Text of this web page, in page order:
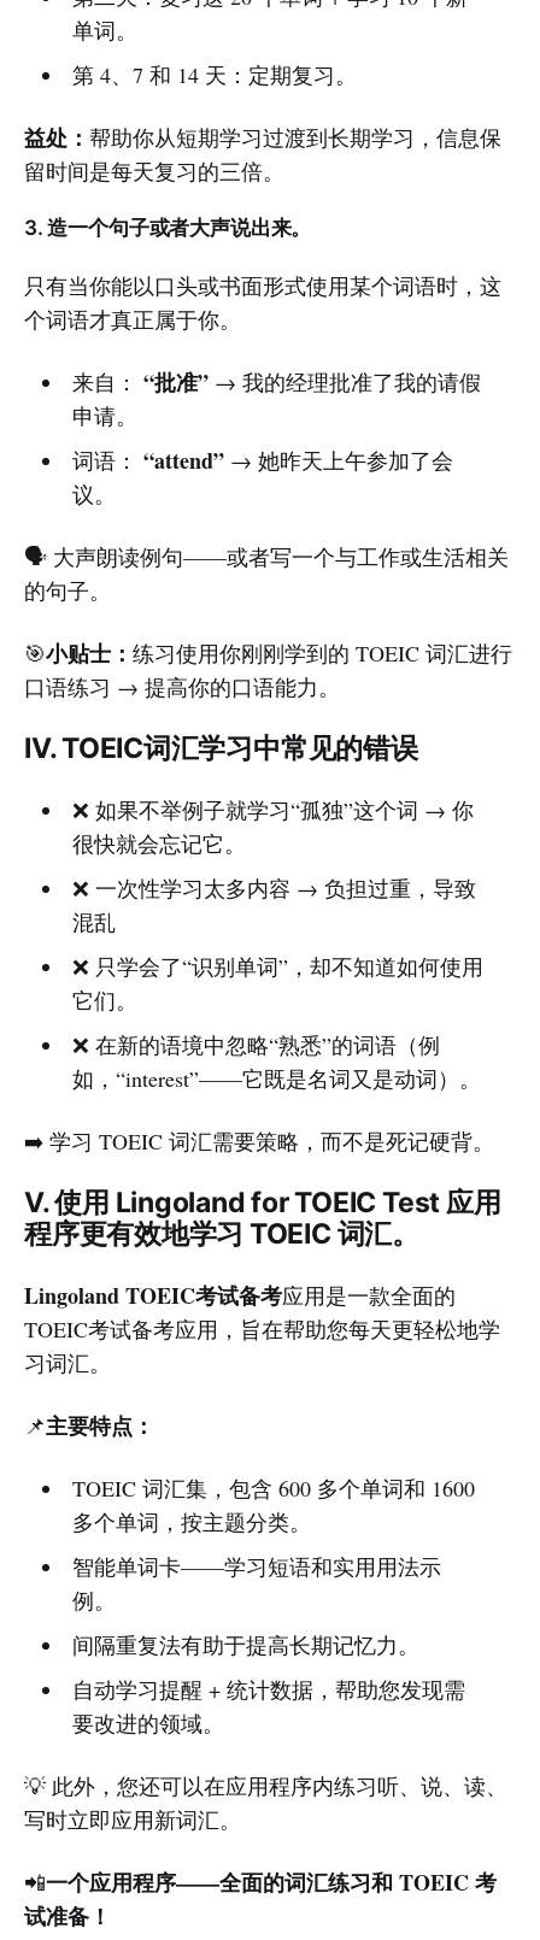
单词。
第 4、7 和 14 天：定期复习。
益处： 帮助你从短期学习过渡到长期学习，信息保
留时间是每天复习的三倍。
3. 造一个句子或者大声说出来。
只有当你能以口头或书面形式使用某个词语时，这
个词语才真正属于你。
来自： “批准”→ 我的经理批准了我的请假
申请。
词语： “attend”→ 她昨天上午参加了会
议。
🗣️ 大声朗读例句——或者写一个与工作或生活相关
的句子。
🎯小贴士： 练习使用你刚刚学到的 TOEIC 词汇进行
口语练习 → 提高你的口语能力。
IV. TOEIC词汇学习中常见的错误
❌ 如果不举例子就学习“孤独”这个词 → 你
很快就会忘记它。
❌ 一次性学习太多内容 → 负担过重，导致
混乱
❌ 只学会了“识别单词”，却不知道如何使用
它们。
❌ 在新的语境中忽略“熟悉”的词语（例
如，“interest”——它既是名词又是动词）。
➡️ 学习 TOEIC 词汇需要策略，而不是死记硬背。
V. 使用 Lingoland for TOEIC Test 应用
程序更有效地学习 TOEIC 词汇。
Lingoland TOEIC考试备考应用是一款全面的
TOEIC考试备考应用，旨在帮助您每天更轻松地学
习词汇。
📌主要特点：
TOEIC 词汇集，包含 600 多个单词和 1600
多个单词，按主题分类。
智能单词卡——学习短语和实用用法示
例。
间隔重复法有助于提高长期记忆力。
自动学习提醒 + 统计数据，帮助您发现需
要改进的领域。
💡 此外，您还可以在应用程序内练习听、说、读、
写时立即应用新词汇。
📲一个应用程序——全面的词汇练习和 TOEIC 考
试准备！